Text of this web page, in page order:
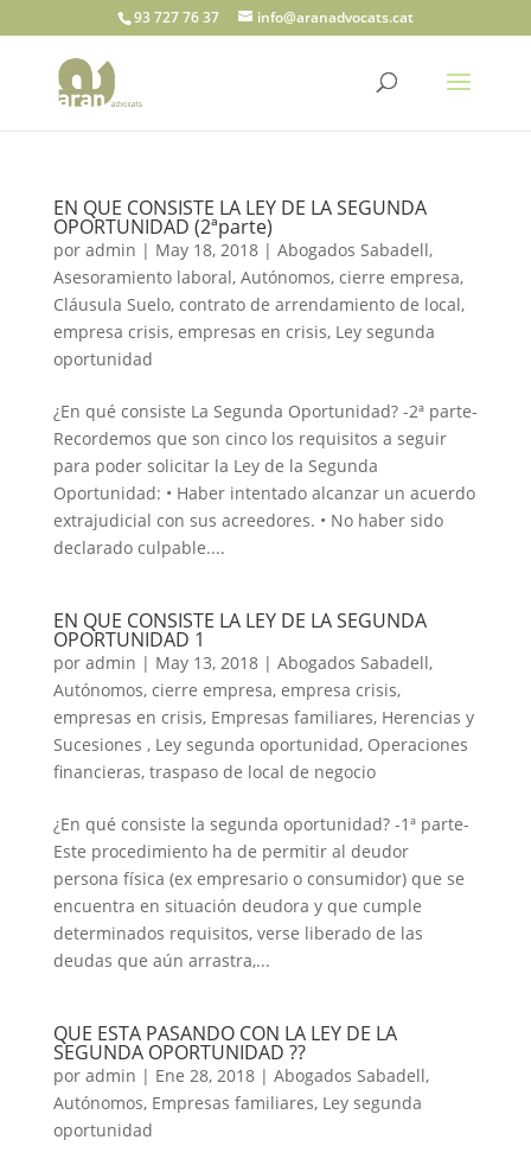
93 727 76 37 info@aranadvocats.cat
EN QUE CONSISTE LA LEY DE LA SEGUNDA
OPORTUNIDAD (2ªparte)
por admin | May 18, 2018| Abogados Sabadell,
Asesoramiento laboral, Autónomos, cierre empresa,
Cláusula Suelo, contrato de arrendamiento de local,
empresa crisis, empresas en crisis, Ley segunda
oportunidad
¿En qué consiste La Segunda Oportunidad? -2ª parte-
Recordemos que son cinco los requisitos a seguir
para poder solicitar la Ley de la Segunda
Oportunidad: • Haber intentado alcanzar un acuerdo
extrajudicial con sus acreedores. • No haber sido
declarado culpable....
EN QUE CONSISTE LA LEY DE LA SEGUNDA
OPORTUNIDAD 1
por admin | May 13, 2018| Abogados Sabadell,
Autónomos, cierre empresa, empresa crisis,
empresas en crisis, Empresas familiares, Herencias y
Sucesiones , Ley segunda oportunidad, Operaciones
financieras, traspaso de local de negocio
¿En qué consiste la segunda oportunidad? -1ª parte-
Este procedimiento ha de permitir al deudor
persona física (ex empresario o consumidor) que se
encuentra en situación deudora y que cumple
determinados requisitos, verse liberado de las
deudas que aún arrastra,...
QUE ESTA PASANDO CON LA LEY DE LA
SEGUNDA OPORTUNIDAD ??
por admin | Ene 28, 2018| Abogados Sabadell,
Autónomos, Empresas familiares, Ley segunda
oportunidad